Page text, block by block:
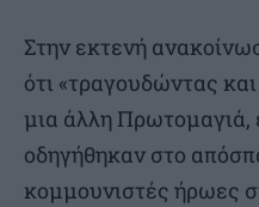
Στην εκτενή
ότι «τραγουδώντας
μια άλλη Πρωτομαγιά,
οδηγήθηκαν στο
κομμουνιστές ήρωες